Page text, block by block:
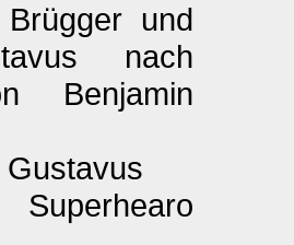
und
nach
Benjamin